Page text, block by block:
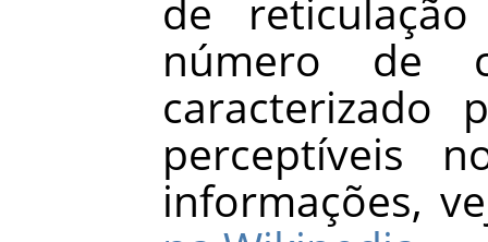
de
número de
caracterizado
perceptíveis
informações,